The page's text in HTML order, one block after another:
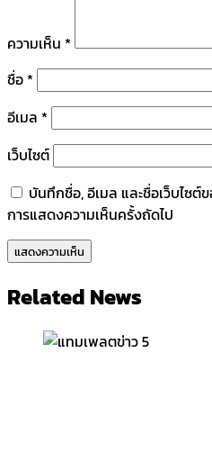
ความเห็น *
ชื่อ *
อีเมล *
เว็บไซต์
บันทึกชื่อ, อีเมล และชื่อเว็บไซต์
การแสดงความเห็นครั้งถัดไป
Related News